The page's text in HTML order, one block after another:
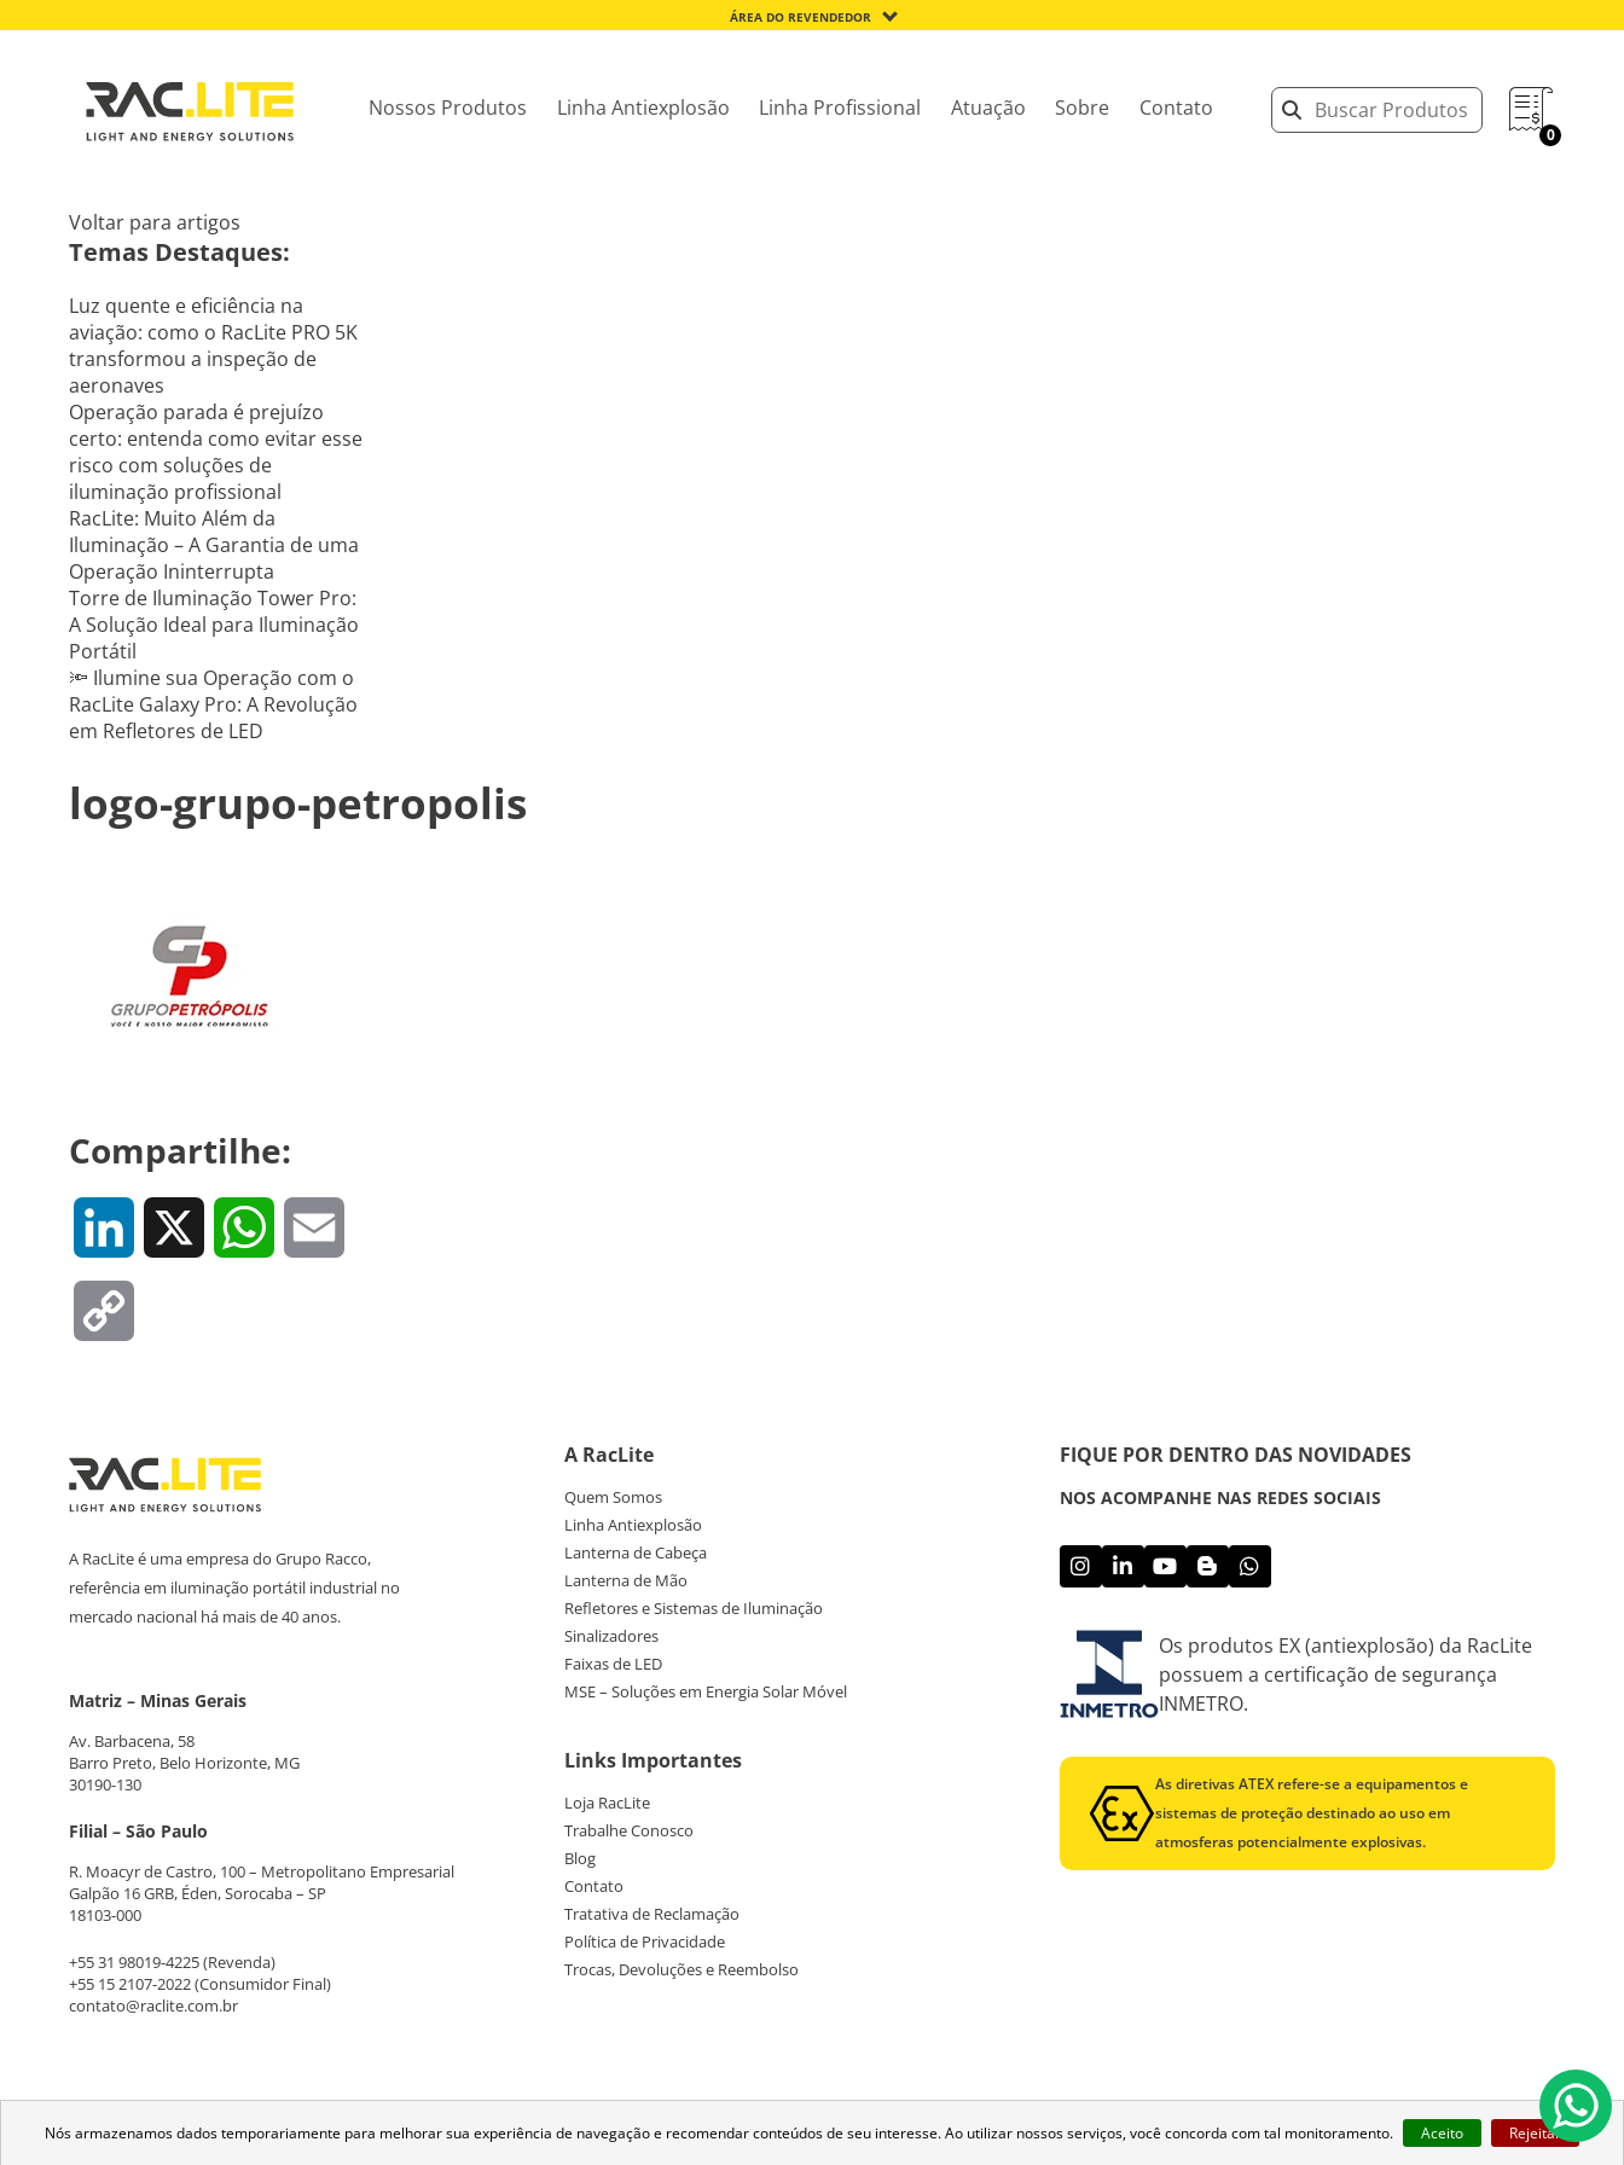
Nós armazenamos dados temporariamente para melhorar sua experiência de navegação e recomendar conteúdos de seu interesse. Ao utilizar nossos serviços, você concorda com tal monitoramento. Aceito Rejeitar
ÁREA DO REVENDEDOR
Nossos Produtos Linha Antiexplosão Linha Profissional Atuação Sobre Contato
0
Voltar para artigos
Temas Destaques:
Luz quente e eficiência na
aviação: como o RacLite PRO 5K
transformou a inspeção de
aeronaves
Operação parada é prejuízo
certo: entenda como evitar esse
risco com soluções de
iluminação profissional
RacLite: Muito Além da
Iluminação – A Garantia de uma
Operação Ininterrupta
Torre de Iluminação Tower Pro:
A Solução Ideal para Iluminação
Portátil
🔦 Ilumine sua Operação com o
RacLite Galaxy Pro: A Revolução
em Refletores de LED
logo-grupo-petropolis
Compartilhe:
LinkedIn WhatsApp
A RacLite é uma empresa do Grupo Racco,
referência em iluminação portátil industrial no
mercado nacional há mais de 40 anos.
Matriz – Minas Gerais
Av. Barbacena, 58
Barro Preto, Belo Horizonte, MG
30190-130
Filial – São Paulo
R. Moacyr de Castro, 100 – Metropolitano Empresarial
Galpão 16 GRB, Éden, Sorocaba – SP
18103-000
+55 31 98019-4225(Revenda)
+55 15 2107-2022(Consumidor Final)
contato@raclite.com.br
A RacLite
Quem Somos
Linha Antiexplosão
Lanterna de Cabeça
Lanterna de Mão
Refletores e Sistemas de Iluminação
Sinalizadores
Faixas de LED
MSE – Soluções em Energia Solar Móvel
Links Importantes
Loja RacLite
Trabalhe Conosco
Blog
Contato
Tratativa de Reclamação
Política de Privacidade
Trocas, Devoluções e Reembolso
FIQUE POR DENTRO DAS NOVIDADES
NOS ACOMPANHE NAS REDES SOCIAIS
Os produtos EX (antiexplosão) da RacLite
possuem a certificação de segurança
INMETRO.
As diretivas ATEX refere-se a equipamentos e
sistemas de proteção destinado ao uso em
atmosferas potencialmente explosivas.
© 2026 RacLite, todos os direitos reservados.